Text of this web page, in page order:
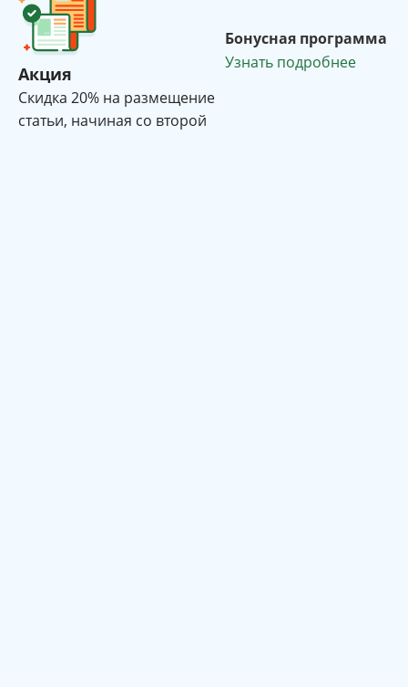
Акция
Cкидка 20% на размещение
статьи, начиная со второй
Бонусная программа
Узнать подробнее